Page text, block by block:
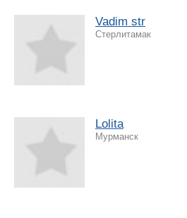
Vadim str
Стерлитамак
Lolita
Мурманск